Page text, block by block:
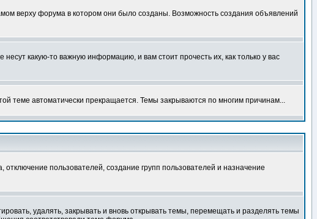
верху форума в котором они было созданы. Возможность создания объявлений
какую-то важную информацию, и вам стоит прочесть их, как только у вас
теме автоматически прекращается. Темы закрываются по многим причинам...
пользователей, создание групп пользователей и назначение
удалять, закрывать и вновь открывать темы, перемещать и разделять темы